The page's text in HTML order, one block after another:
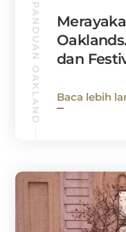
PANDUAN OAKLAND
dan
Baca lebih